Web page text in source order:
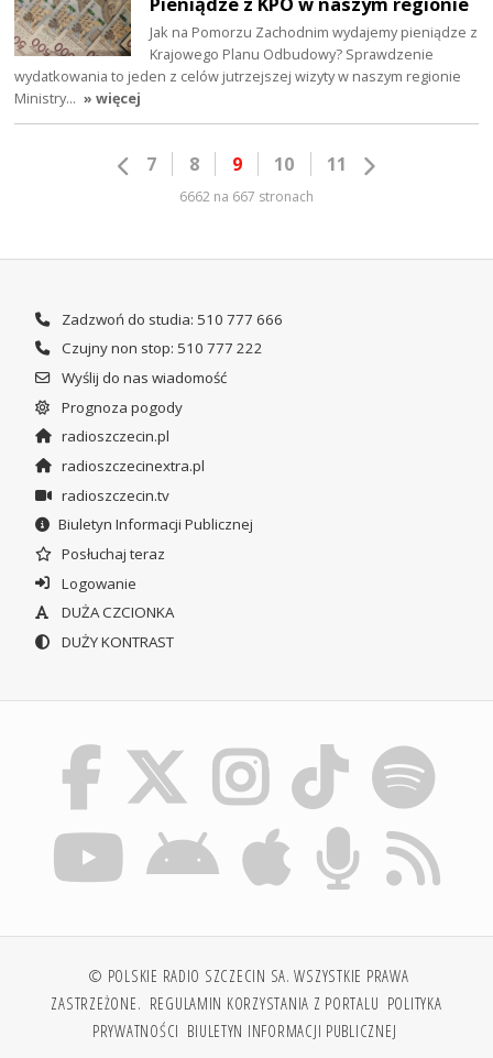
Jak na Pomorzu Zachodnim wydajemy pieniądze z
Krajowego Planu Odbudowy? Sprawdzenie
wydatkowania to jeden z celów jutrzejszej wizyty w naszym regionie
Ministry… » więcej
7 8 9 10 11
6662 na 667 stronach
Zadzwoń do studia: 510 777 666
Czujny non stop: 510 777 222
Wyślij do nas wiadomość
Prognoza pogody
radioszczecin.pl
radioszczecinextra.pl
radioszczecin.tv
Biuletyn Informacji Publicznej
Posłuchaj teraz
Logowanie
DUŻA CZCIONKA
DUŻY KONTRAST
© POLSKIE RADIO SZCZECIN SA. WSZYSTKIE PRAWA
ZASTRZEŻONE. REGULAMIN KORZYSTANIA Z PORTALU POLITYKA
PRYWATNOŚCI BIULETYN INFORMACJI PUBLICZNEJ